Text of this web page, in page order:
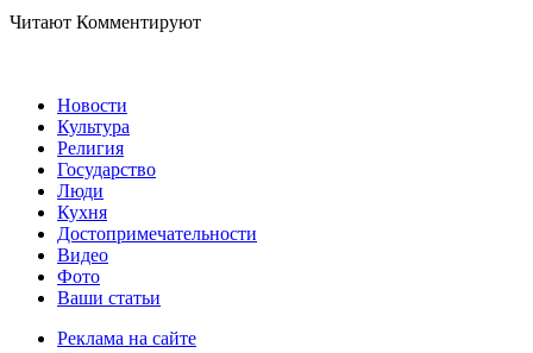
Читают Комментируют
Новости
Культура
Религия
Государство
Люди
Кухня
Достопримечательности
Видео
Фото
Ваши статьи
Реклама на сайте